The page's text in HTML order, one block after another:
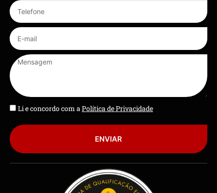
Li e concordo com aPolítica de Privacidade
ENVIAR